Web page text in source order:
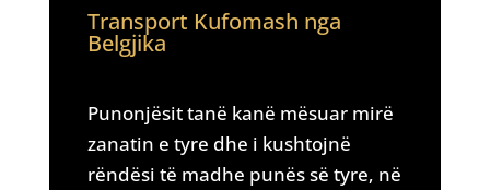
Transport Kufomash nga
Belgjika
Punonjësit tanë kanë mësuar mirë
zanatin e tyre dhe i kushtojnë
rëndësi të madhe punës së tyre, në